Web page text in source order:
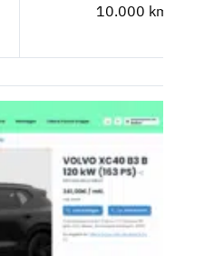
10.000 km